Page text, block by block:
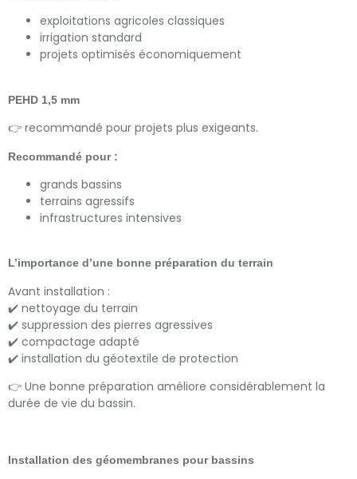
exploitations agricoles classiques
irrigation standard
projets optimisés économiquement
PEHD 1,5 mm
👉 recommandé pour projets plus exigeants.
Recommandé pour :
grands bassins
terrains agressifs
infrastructures intensives
L’importance d’une bonne préparation du terrain
Avant installation :
✔️ nettoyage du terrain
✔️ suppression des pierres agressives
✔️ compactage adapté
✔️ installation du géotextile de protection
👉 Une bonne préparation améliore considérablement la
durée de vie du bassin.
Installation des géomembranes pour bassins